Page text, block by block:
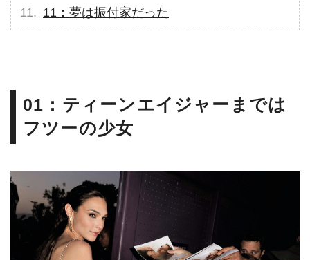
11：夢は振付家だった
01：ティーンエイジャーまでは
フツーの少女